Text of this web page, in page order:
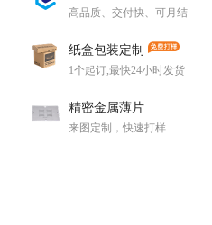
高品质、交付快、可月结
纸盒包装定制
1个起订,最快24小时发货
精密金属薄片
来图定制，快速打样